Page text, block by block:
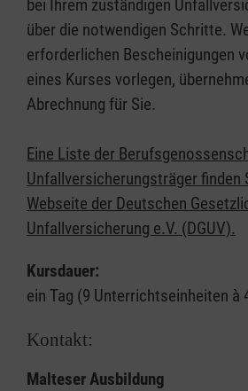
bei Ihrem zuständigen
über die notwendigen Schritte.
erforderlichen Bescheinigungen
eines Kurses vorlegen,
Abrechnung für Sie.
Eine Liste der
Unfallversicherungsträger finden
Webseite der Deutschen
Unfallversicherung e.V. (DGUV).
Kursdauer:
ein Tag (9 Unterrichtseinheiten à
Kontakt:
Malteser Ausbildung